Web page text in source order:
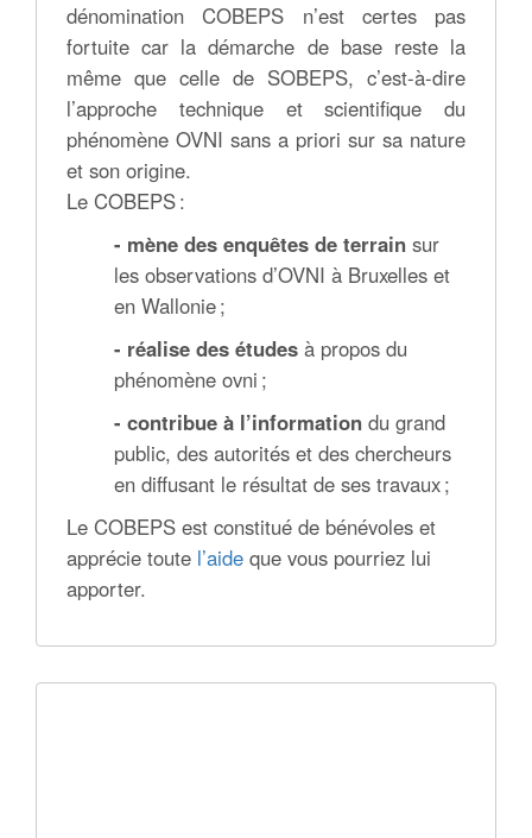
dénomination COBEPS n’est certes pas
fortuite car la démarche de base reste la
même que celle de SOBEPS, c’est-à-dire
l’approche technique et scientifique du
phénomène OVNI sans a priori sur sa nature
et son origine.
Le COBEPS :
- mène des enquêtes de terrain sur
les observations d’OVNI à Bruxelles et
en Wallonie ;
- réalise des études à propos du
phénomène ovni ;
- contribue à l’information du grand
public, des autorités et des chercheurs
en diffusant le résultat de ses travaux ;
Le COBEPS est constitué de bénévoles et
apprécie toute l’aide que vous pourriez lui
apporter.